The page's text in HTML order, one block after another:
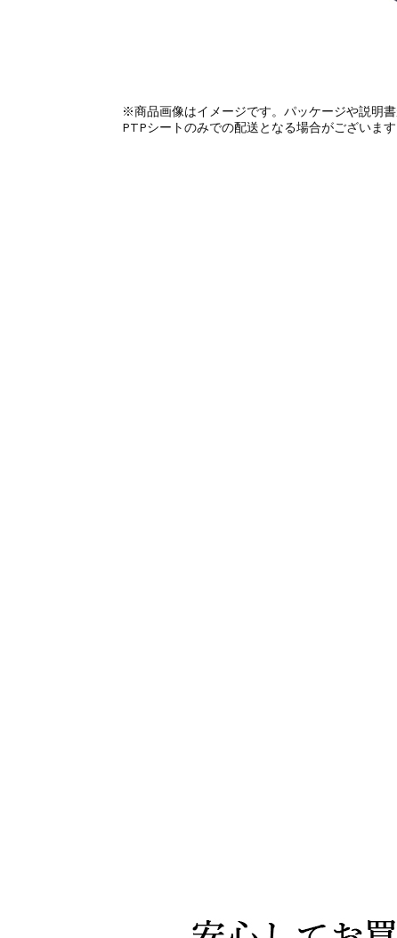
※商品画像はイメージです。パッケージや説明書
PTPシートのみでの配送となる場合がございます